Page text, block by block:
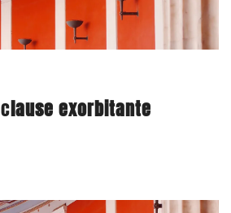
clause exorbitante